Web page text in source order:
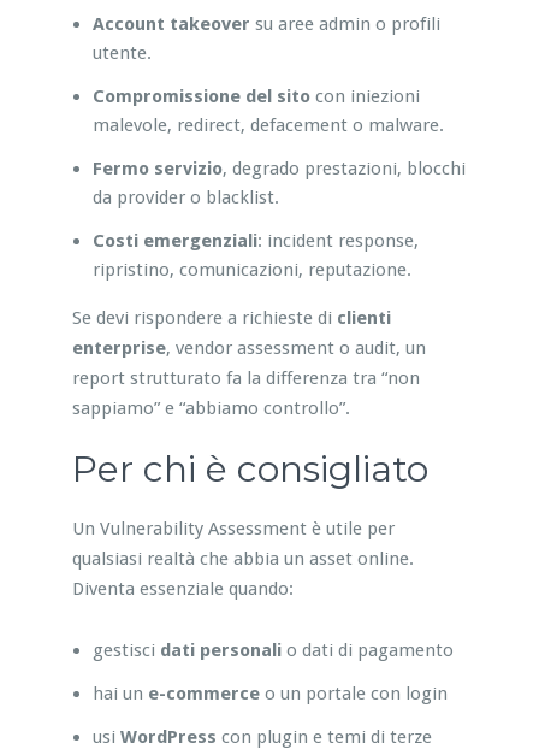
Account takeover su aree admin o profili
utente.
Compromissione del sitocon iniezioni
malevole, redirect, defacement o malware.
Fermo servizio, degrado prestazioni, blocchi
da provider o blacklist.
Costi emergenziali: incident response,
ripristino, comunicazioni, reputazione.
Se devi rispondere a richieste di clienti
enterprise, vendor assessment o audit, un
report strutturato fa la differenza tra “non
sappiamo” e “abbiamo controllo”.
Per chi è consigliato
Un Vulnerability Assessment è utile per
qualsiasi realtà che abbia un asset online.
Diventa essenziale quando:
gestisci dati personalio dati di pagamento
hai un e-commerceo un portale con login
usi WordPress con plugin e temi di terze